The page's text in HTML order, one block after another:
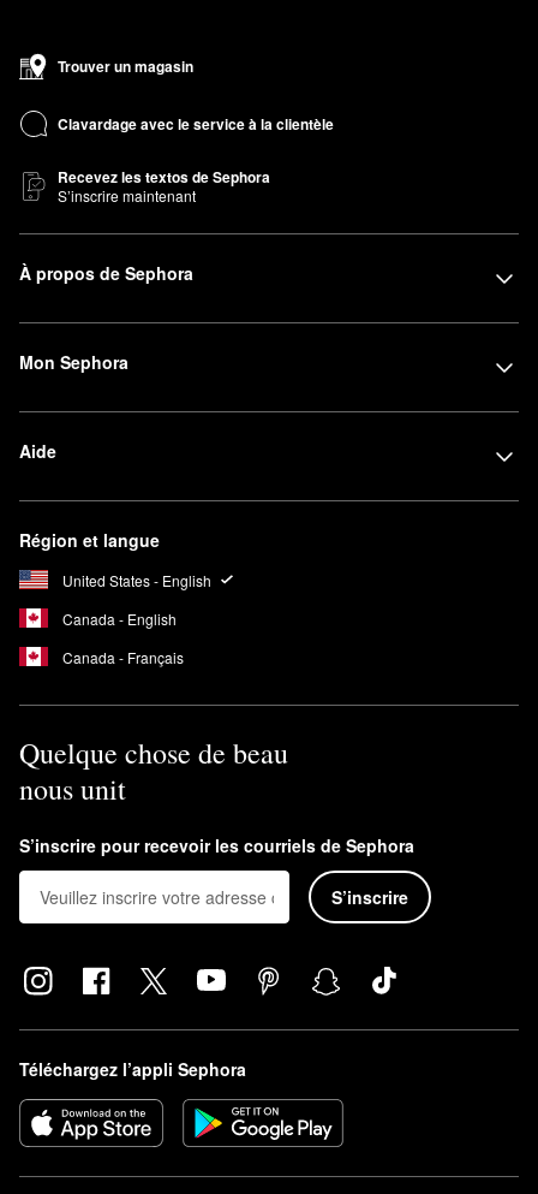
Trouver un magasin
Clavardage avec le service à la clientèle
Recevez les textos de Sephora
S’inscrire maintenant
À propos de Sephora
Mon Sephora
Aide
Région et langue
United States - English
Canada - English
Canada - Français
Quelque chose de beau
nous unit
S’inscrire pour recevoir les courriels de Sephora
S’inscrire
Téléchargez l’appli Sephora